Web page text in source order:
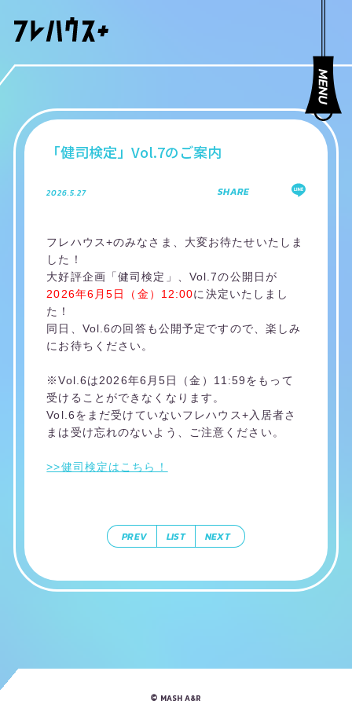
「健司検定」Vol.7のご案内
2026.5.27 SHARE
フレハウス+のみなさま、大変お待たせいたしま
した！
大好評企画「健司検定」、Vol.7の公開日が
2026年6月5日（金）12:00に決定いたしまし
た！
同日、Vol.6の回答も公開予定ですので、楽しみ
にお待ちください。
※Vol.6は2026年6月5日（金）11:59をもって
受けることができなくなります。
Vol.6をまだ受けていないフレハウス+入居者さ
まは受け忘れのないよう、ご注意ください。
>>健司検定はこちら！
PREV LIST NEXT
© MASH A&R